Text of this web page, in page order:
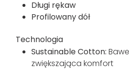
Długi rękaw
Profilowany dół
Technologia
Sustainable Cotton:
zwiększająca komfort